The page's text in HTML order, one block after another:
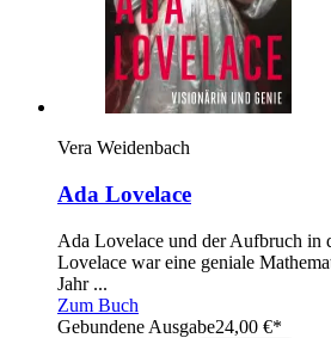
Vera Weidenbach
Ada Lovelace
Ada Lovelace und der Aufbruch in
Lovelace war eine geniale
Jahr ...
Zum Buch
Gebundene Ausgabe24,00 €*